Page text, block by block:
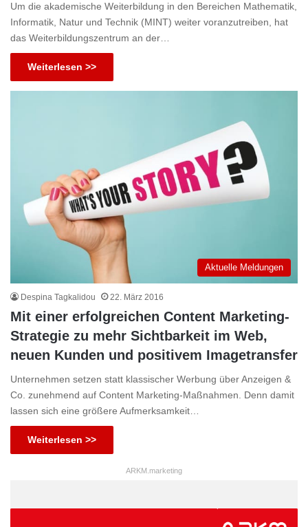
Um die akademische Weiterbildung in den Bereichen Mathematik,
Informatik, Natur und Technik (MINT) weiter voranzutreiben, hat
das Weiterbildungszentrum an der…
Weiterlesen >>
Aktuelle Meldungen
Despina Tagkalidou 22. März 2016
Mit einer erfolgreichen Content Marketing-
Strategie zu mehr Sichtbarkeit im Web,
neuen Kunden und positivem Imagetransfer
Unternehmen setzen statt klassischer Werbung über Anzeigen &
Co. zunehmend auf Content Marketing-Maßnahmen. Denn damit
lassen sich eine größere Aufmerksamkeit…
Weiterlesen >>
ARKM.marketing